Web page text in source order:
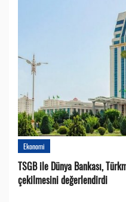
Ekonomi
TSGB ile Dünya Bankası,
çekilmesini değerlendirdi